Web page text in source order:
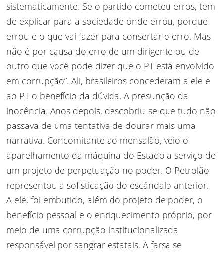
sistematicamente. Se o partido cometeu erros, tem
de explicar para a sociedade onde errou, porque
errou e o que vai fazer para consertar o erro. Mas
não é por causa do erro de um dirigente ou de
outro que você pode dizer que o PT está envolvido
em corrupção”. Ali, brasileiros concederam a ele e
ao PT o benefício da dúvida. A presunção da
inocência. Anos depois, descobriu-se que tudo não
passava de uma tentativa de dourar mais uma
narrativa. Concomitante ao mensalão, veio o
aparelhamento da máquina do Estado a serviço de
um projeto de perpetuação no poder. O Petrolão
representou a sofisticação do escândalo anterior.
A ele, foi embutido, além do projeto de poder, o
benefício pessoal e o enriquecimento próprio, por
meio de uma corrupção institucionalizada
responsável por sangrar estatais. A farsa se